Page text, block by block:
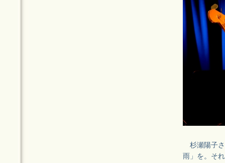
杉瀬陽子さ
雨」を。そ